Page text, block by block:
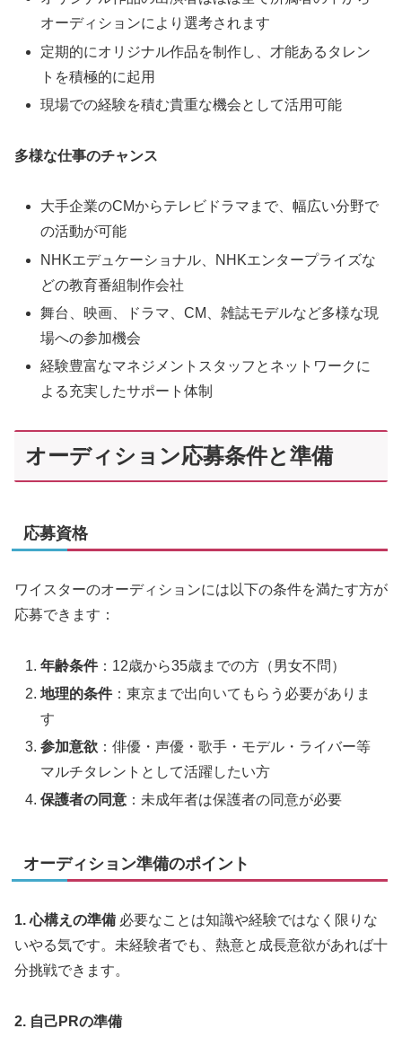
オーディションにより選考されます
定期的にオリジナル作品を制作し、才能あるタレン
トを積極的に起用
現場での経験を積む貴重な機会として活用可能
多様な仕事のチャンス
大手企業のCMからテレビドラマまで、幅広い分野で
の活動が可能
NHKエデュケーショナル、NHKエンタープライズな
どの教育番組制作会社
舞台、映画、ドラマ、CM、雑誌モデルなど多様な現
場への参加機会
経験豊富なマネジメントスタッフとネットワークに
よる充実したサポート体制
オーディション応募条件と準備
応募資格
ワイスターのオーディションには以下の条件を満たす方が
応募できます：
年齢条件：12歳から35歳までの方（男女不問）
地理的条件：東京まで出向いてもらう必要がありま
す
参加意欲 ：俳優・声優・歌手・モデル・ライバー等
マルチタレントとして活躍したい方
保護者の同意 ：未成年者は保護者の同意が必要
オーディション準備のポイント
1. 心構えの準備 必要なことは知識や経験ではなく限りな
いやる気です。未経験者でも、熱意と成長意欲があれば十
分挑戦できます。
2. 自己PRの準備